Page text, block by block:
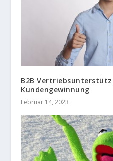
B2B
Kundengewinnung
Februar 14, 2023